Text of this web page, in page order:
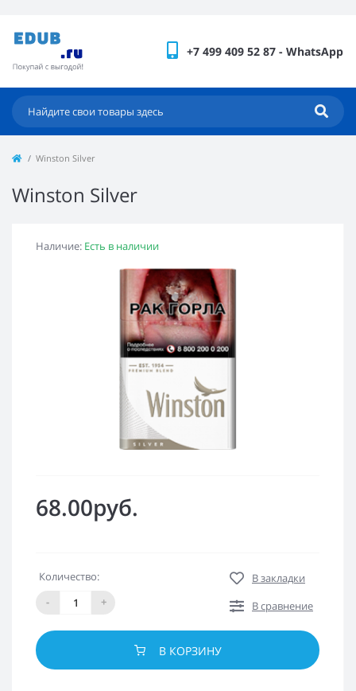
+7 499 409 52 87 - WhatsApp
Winston Silver
Winston Silver
Наличие: Есть в наличии
68.00руб.
Количество:
-
+
В закладки
В сравнение
В КОРЗИНУ